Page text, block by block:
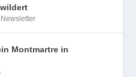
Newsletter
Montmartre in